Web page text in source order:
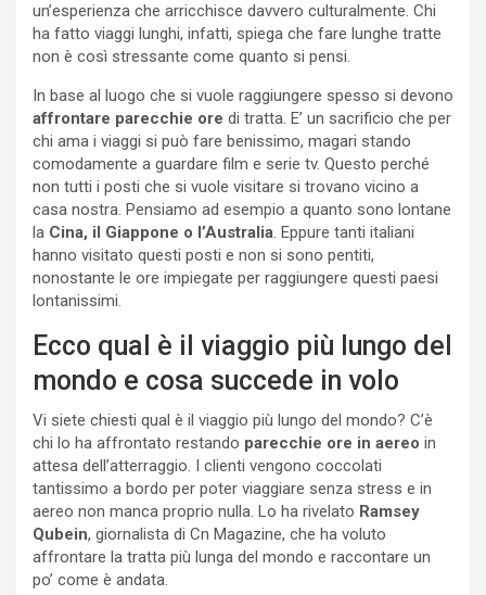
un’esperienza che arricchisce davvero culturalmente. Chi
ha fatto viaggi lunghi, infatti, spiega che fare lunghe tratte
non è così stressante come quanto si pensi.
In base al luogo che si vuole raggiungere spesso si devono
affrontare parecchie ore di tratta. E’ un sacrificio che per
chi ama i viaggi si può fare benissimo, magari stando
comodamente a guardare film e serie tv. Questo perché
non tutti i posti che si vuole visitare si trovano vicino a
casa nostra. Pensiamo ad esempio a quanto sono lontane
la Cina, il Giappone o l’Australia. Eppure tanti italiani
hanno visitato questi posti e non si sono pentiti,
nonostante le ore impiegate per raggiungere questi paesi
lontanissimi.
Ecco qual è il viaggio più lungo del
mondo e cosa succede in volo
Vi siete chiesti qual è il viaggio più lungo del mondo? C’è
chi lo ha affrontato restando parecchie ore in aereo in
attesa dell’atterraggio. I clienti vengono coccolati
tantissimo a bordo per poter viaggiare senza stress e in
aereo non manca proprio nulla. Lo ha rivelato Ramsey
Qubein, giornalista di Cn Magazine, che ha voluto
affrontare la tratta più lunga del mondo e raccontare un
po’ come è andata.